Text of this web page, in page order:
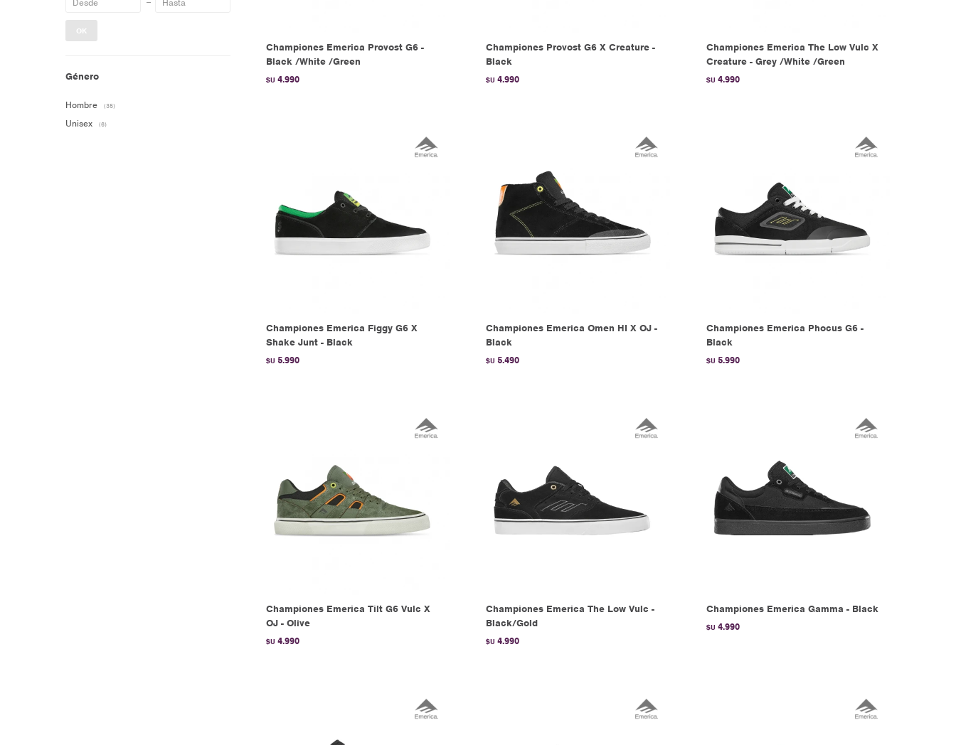
Championes Emerica Provost G6 -
Black /White /Green
$U 4.990
Championes Provost G6 X Creature -
Black
$U 4.990
Championes Emerica The Low Vulc X
Creature - Grey /White /Green
$U 4.990
Championes Emerica Figgy G6 X
Shake Junt - Black
$U 5.990
Championes Emerica Omen HI X OJ -
Black
$U 5.490
Championes Emerica Phocus G6 -
Black
$U 5.990
Championes Emerica Tilt G6 Vulc X
OJ - Olive
$U 4.990
Championes Emerica The Low Vulc -
Black/Gold
$U 4.990
Championes Emerica Gamma - Black
$U 4.990
OK
Género
Hombre (35)
Unisex (6)